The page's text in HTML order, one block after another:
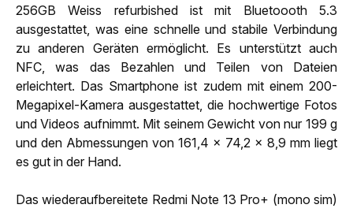
256GB Weiss refurbished ist mit Bluetoooth 5.3
ausgestattet, was eine schnelle und stabile Verbindung
zu anderen Geräten ermöglicht. Es unterstützt auch
NFC, was das Bezahlen und Teilen von Dateien
erleichtert. Das Smartphone ist zudem mit einem 200-
Megapixel-Kamera ausgestattet, die hochwertige Fotos
und Videos aufnimmt. Mit seinem Gewicht von nur 199 g
und den Abmessungen von 161,4 x 74,2 x 8,9 mm liegt
es gut in der Hand.
Das wiederaufbereitete Redmi Note 13 Pro+ (mono sim)